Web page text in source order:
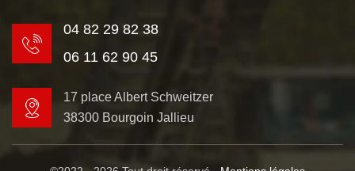
04 82 29 82 38
06 11 62 90 45
17 place Albert Schweitzer
38300 Bourgoin Jallieu